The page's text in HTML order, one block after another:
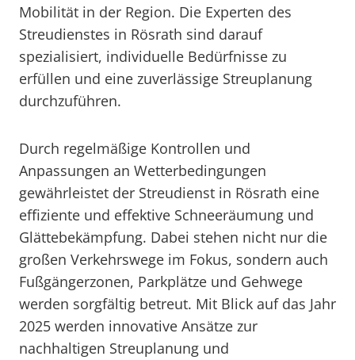
Mobilität in der Region. Die Experten des
Streudienstes in Rösrath sind darauf
spezialisiert, individuelle Bedürfnisse zu
erfüllen und eine zuverlässige Streuplanung
durchzuführen.
Durch regelmäßige Kontrollen und
Anpassungen an Wetterbedingungen
gewährleistet der Streudienst in Rösrath eine
effiziente und effektive Schneeräumung und
Glättebekämpfung. Dabei stehen nicht nur die
großen Verkehrswege im Fokus, sondern auch
Fußgängerzonen, Parkplätze und Gehwege
werden sorgfältig betreut. Mit Blick auf das Jahr
2025 werden innovative Ansätze zur
nachhaltigen Streuplanung und